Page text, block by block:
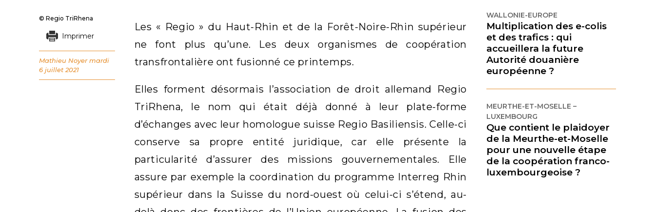
Les « Regio » du Haut-Rhin et de la Forêt-Noire-Rhin supérieur
ne font plus qu’une. Les deux organismes de coopération
transfrontalière ont fusionné ce printemps.
Elles forment désormais l’association de droit allemand Regio
TriRhena, le nom qui était déjà donné à leur plate-forme
d’échanges avec leur homologue suisse Regio Basiliensis. Celle-ci
conserve sa propre entité juridique, car elle présente la
particularité d’assurer des missions gouvernementales. Elle
assure par exemple la coordination du programme Interreg Rhin
supérieur dans la Suisse du nord-ouest où celui-ci s’étend, au-
© Regio TriRhena
Imprimer
Mathieu Noyer mardi
6 juillet 2021
WALLONIE-EUROPE
Multiplication des e-colis
et des trafics : qui
accueillera la future
Autorité douanière
européenne ?
MEURTHE-ET-MOSELLE –
LUXEMBOURG
Que contient le plaidoyer
de la Meurthe-et-Moselle
pour une nouvelle étape
de la coopération franco-
luxembourgeoise ?